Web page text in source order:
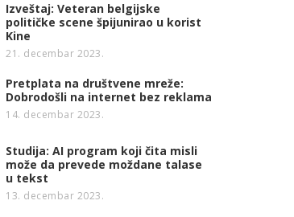
Izveštaj: Veteran belgijske
političke scene špijunirao u korist
Kine
21. decembar 2023.
Pretplata na društvene mreže:
Dobrodošli na internet bez reklama
14. decembar 2023.
Studija: AI program koji čita misli
može da prevede moždane talase
u tekst
13. decembar 2023.